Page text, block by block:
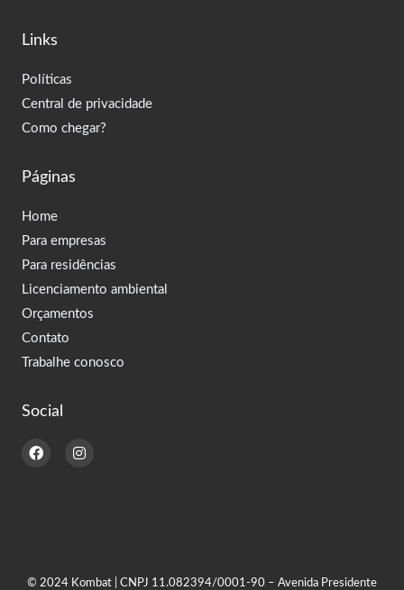
Social
F
a
I
n
Páginas
Home
Para empresas
Para residências
Licenciamento ambiental
Orçamentos
Contato
Trabalhe conosco
Links
Políticas
Central de privacidade
Como chegar?
© 2024 Kombat | CNPJ 11.082394/0001-90 – Avenida Presidente